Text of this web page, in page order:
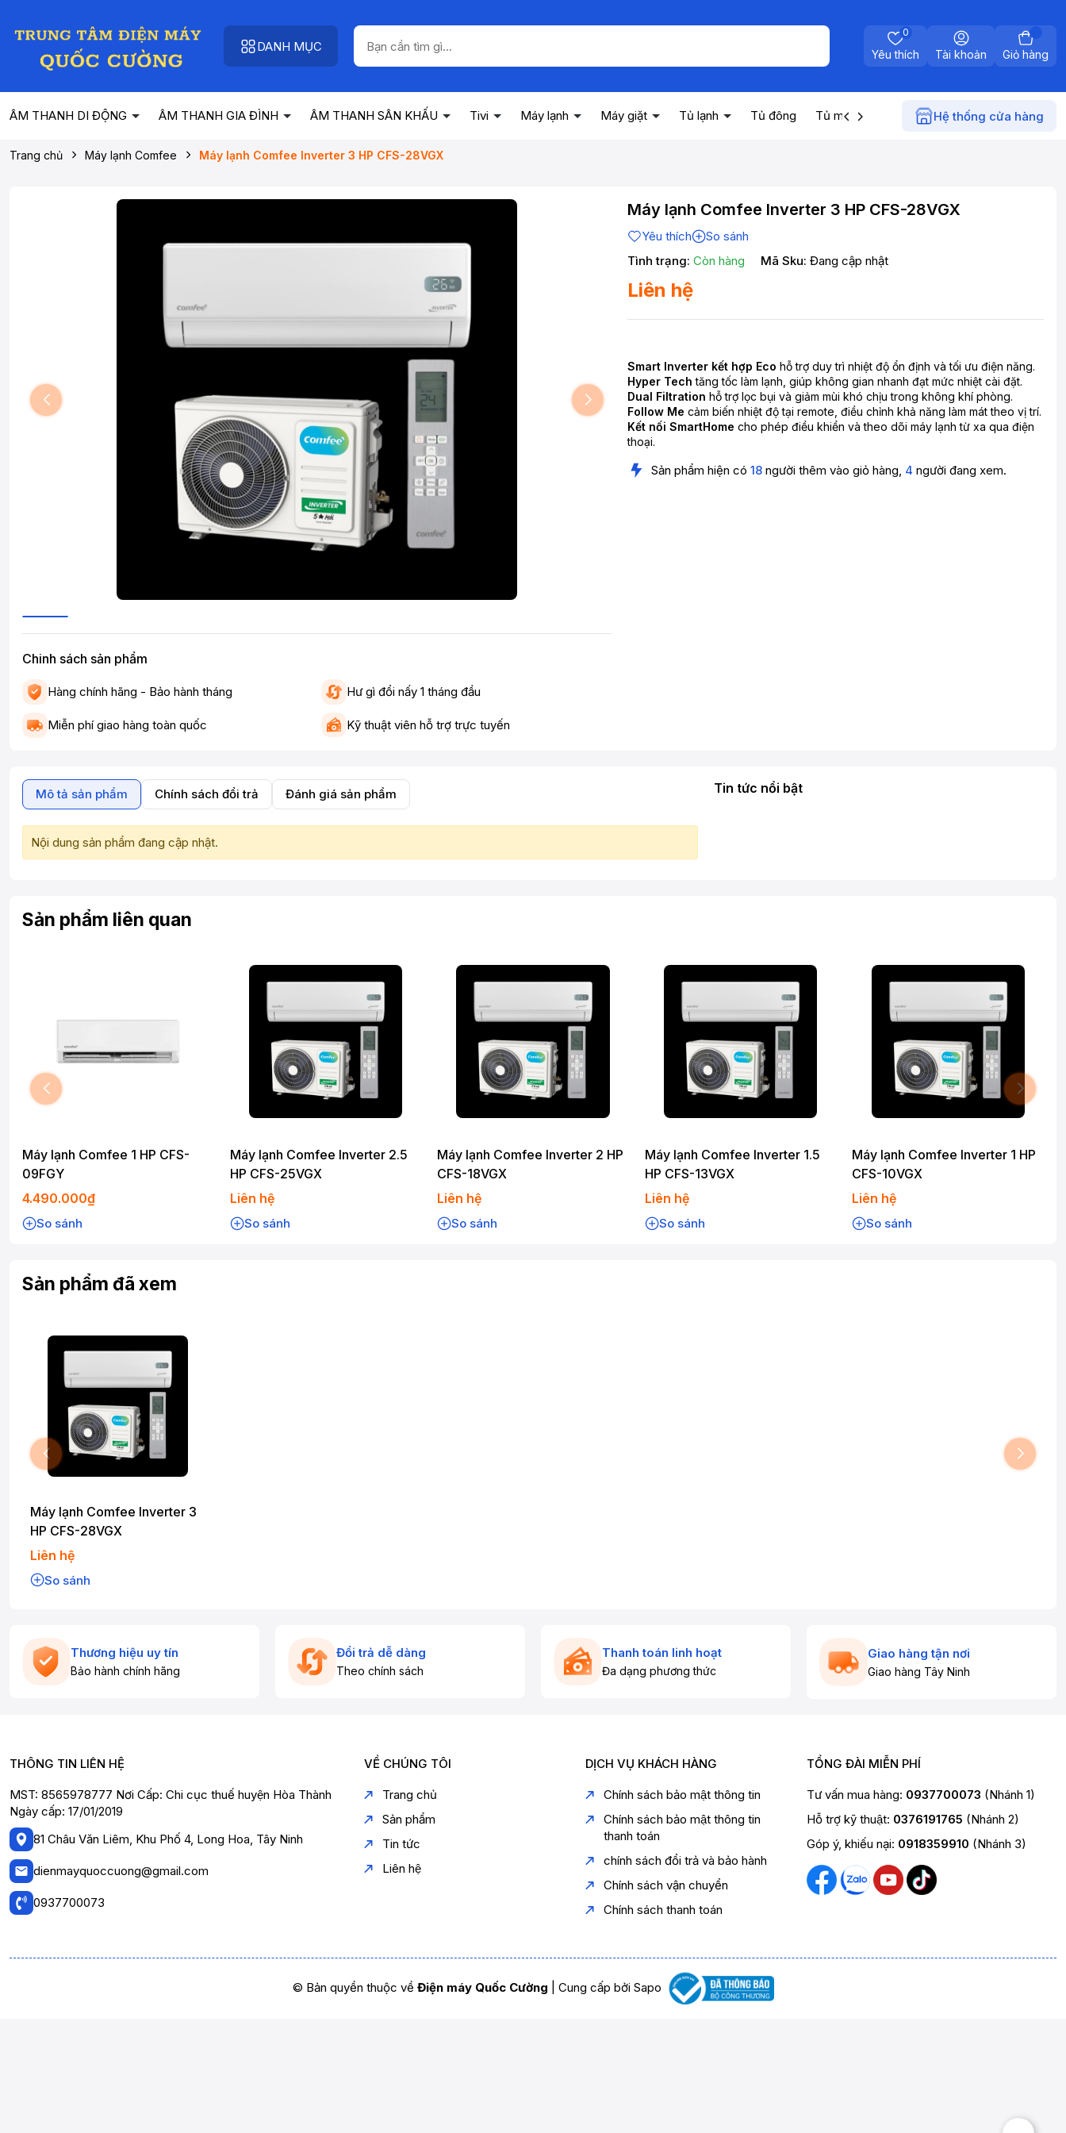
DANH MỤC
Yêu thích
0
Tài khoản Giỏ hàng
ÂM THANH DI ĐỘNG ÂM THANH GIA ĐÌNH ÂM THANH SÂN KHẤU Tivi Máy lạnh Máy giặt Tủ lạnh Tủ đông Tủ mát Máy nước nóng Điện gia
Hệ thống cửa hàng
Trang chủ Máy lạnh Comfee Máy lạnh Comfee Inverter 3 HP CFS-28VGX
Chinh sách sản phẩm
Hàng chính hãng - Bảo hành tháng Hư gì đổi nấy 1 tháng đầu
Miễn phí giao hàng toàn quốc Kỹ thuật viên hỗ trợ trực tuyến
Máy lạnh Comfee Inverter 3 HP CFS-28VGX
Yêu thích
So sánh
Tình trạng: Còn hàng Mã Sku: Đang cập nhật
Liên hệ
Smart Inverter kết hợp Eco hỗ trợ duy trì nhiệt độ ổn định và tối ưu điện năng.
Hyper Tech tăng tốc làm lạnh, giúp không gian nhanh đạt mức nhiệt cài đặt.
Dual Filtration hỗ trợ lọc bụi và giảm mùi khó chịu trong không khí phòng.
Follow Me cảm biến nhiệt độ tại remote, điều chỉnh khả năng làm mát theo vị trí.
Kết nối SmartHome cho phép điều khiển và theo dõi máy lạnh từ xa qua điện
thoại.
Sản phẩm hiện có 18 người thêm vào giỏ hàng, 4 người đang xem.
Mô tả sản phẩm Chính sách đổi trả Đánh giá sản phẩm
Nội dung sản phẩm đang cập nhật.
Tin tức nổi bật
Sản phẩm liên quan
Máy lạnh Comfee 1 HP CFS-
09FGY
4.490.000₫
So sánh
Máy lạnh Comfee Inverter 2.5
HP CFS-25VGX
Liên hệ
So sánh
Máy lạnh Comfee Inverter 2 HP
CFS-18VGX
Liên hệ
So sánh
Máy lạnh Comfee Inverter 1.5
HP CFS-13VGX
Liên hệ
So sánh
Máy lạnh Comfee Inverter 1 HP
CFS-10VGX
Liên hệ
So sánh
Sản phẩm đã xem
Máy lạnh Comfee Inverter 3
HP CFS-28VGX
Liên hệ
So sánh
Thương hiệu uy tín
Bảo hành chính hãng
Đổi trả dễ dàng
Theo chính sách
Thanh toán linh hoạt
Đa dạng phương thức
Giao hàng tận nơi
Giao hàng Tây Ninh
THÔNG TIN LIÊN HỆ
MST: 8565978777 Nơi Cấp: Chi cục thuế huyện Hòa Thành
Ngày cấp: 17/01/2019
81 Châu Văn Liêm, Khu Phố 4, Long Hoa, Tây Ninh
dienmayquoccuong@gmail.com
0937700073
VỀ CHÚNG TÔI
Trang chủ
Sản phẩm
Tin tức
Liên hệ
DỊCH VỤ KHÁCH HÀNG
Chính sách bảo mật thông tin
Chính sách bảo mật thông tin
thanh toán
chính sách đổi trả và bảo hành
Chính sách vận chuyển
Chính sách thanh toán
TỔNG ĐÀI MIỄN PHÍ
Tư vấn mua hàng: 0937700073 (Nhánh 1)
Hỗ trợ kỹ thuật: 0376191765 (Nhánh 2)
Góp ý, khiếu nại: 0918359910 (Nhánh 3)
© Bản quyền thuộc về Điện máy Quốc Cường Cung cấp bởi Sapo